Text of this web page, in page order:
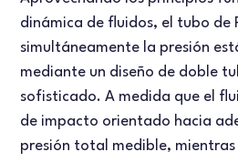
dinámica de fluidos, el tubo de
simultáneamente la presión
mediante un diseño de doble
sofisticado. A medida que el
de impacto orientado hacia
presión total medible,